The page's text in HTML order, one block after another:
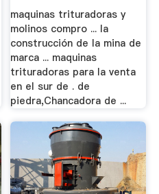
maquinas trituradoras y
molinos compro ... la
construcción de la mina de
marca ... maquinas
trituradoras para la venta
en el sur de . de
piedra,Chancadora de ...